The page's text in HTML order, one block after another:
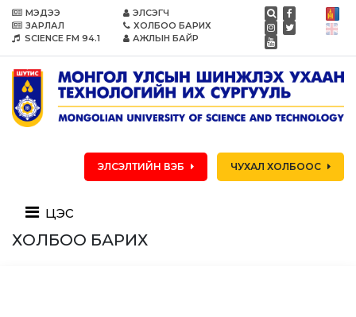
МЭДЭЭ
ЗАРЛАЛ
SCIENCE FM 94.1
ЭЛСЭГЧ
ХОЛБОО БАРИХ
АЖЛЫН БАЙР
ЭЛСЭЛТИЙН ВЭБ ЧУХАЛ ХОЛБООС
цэс
ХОЛБОО БАРИХ